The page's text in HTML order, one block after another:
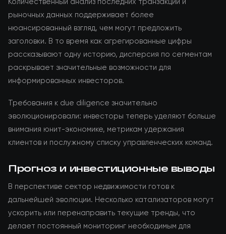
рыночных данных поддерживает более
нюансированный взгляд, чем могут предложить
заголовки. В то время как агрегированные цифры
рассказывают одну историю, дисперсия по сегментам
раскрывает значительные возможности для
информированных инвесторов.
Требования к due diligence значительно
эволюционировали: инвесторы теперь уделяют больше
внимания юнит-экономике, метрикам удержания
клиентов и послужному списку управленческих команд.
Прогноз и инвестиционные выводы
В перспективе сектор недвижимости готов к
дальнейшей эволюции. Несколько катализаторов могут
ускорить или перенаправить текущие тренды, что
делает постоянный мониторинг необходимым для